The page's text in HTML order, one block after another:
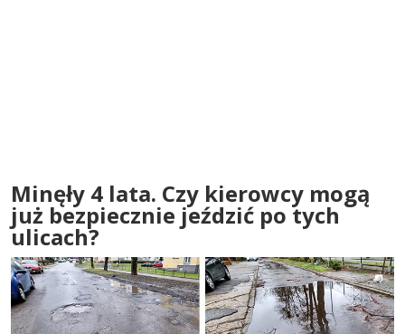
Minęły 4 lata. Czy kierowcy mogą
już bezpiecznie jeździć po tych
ulicach?